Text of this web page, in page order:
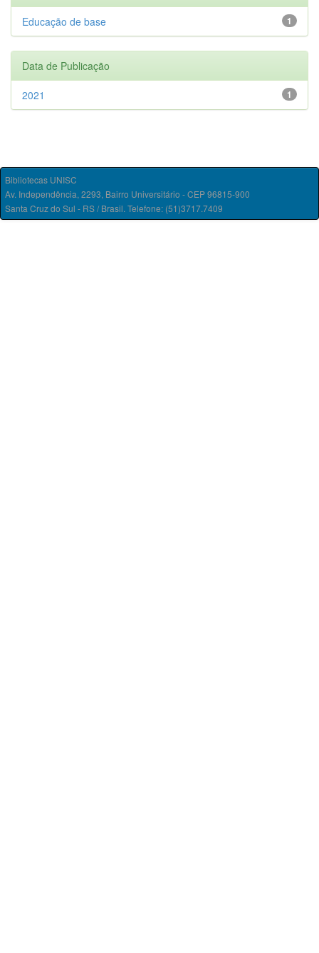
1
Educação de base
Data de Publicação
1
2021
Bibliotecas UNISC
Av. Independência, 2293, Bairro Universitário - CEP 96815-900
Santa Cruz do Sul - RS / Brasil. Telefone: (51)3717.7409